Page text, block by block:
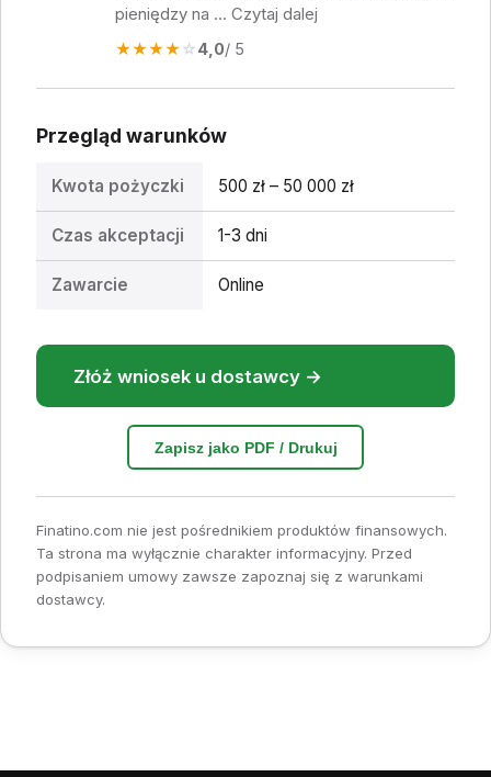
pieniędzy na ... Czytaj dalej
★★★★☆4,0/ 5
Przegląd warunków
Kwota pożyczki 500 zł – 50 000 zł
Czas akceptacji 1-3 dni
Zawarcie Online
Złóż wniosek u dostawcy →
Zapisz jako PDF / Drukuj
Finatino.com nie jest pośrednikiem produktów finansowych.
Ta strona ma wyłącznie charakter informacyjny. Przed
podpisaniem umowy zawsze zapoznaj się z warunkami
dostawcy.